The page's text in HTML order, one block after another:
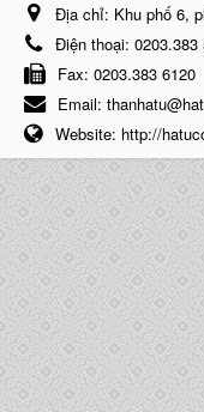
Địa chỉ: Khu phố 6,
Điện thoại: 0203.383
Fax: 0203.383 6120
Email:
Website: http://